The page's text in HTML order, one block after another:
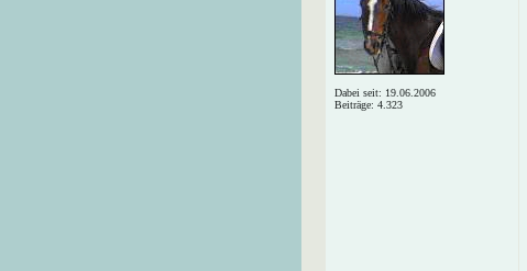
Dabei seit: 19.06.2006
Beiträge: 4.323